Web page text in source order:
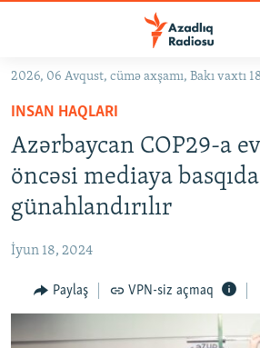
Əsas
qayıt
Əsas
naviqasiyaya
qayıt
Axtarışa
#İZAHLA
KORRUPSIOMETR
#ƏSLINDƏ
QANUNI DOĞRU
ARAŞDIRMA
2026, 06 Avqust, cümə axşamı, Bakı vaxtı
INSAN HAQLARI
Azərbaycan COP29-a
öncəsi mediaya basqıda
günahlandırılır
İyun 18, 2024
Paylaş VPN-siz açmaq